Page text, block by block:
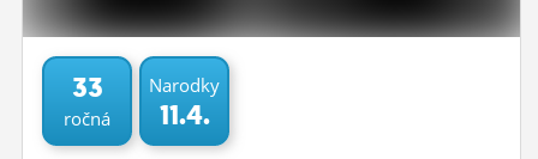
ĽUDIA
MÔJ PROFIL
NASTAVENIA
33
ročná
Narodky
11.4.